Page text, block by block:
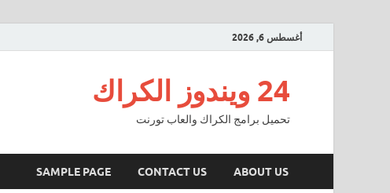
أغسطس 6, 2026
24 ويندوز الكراك
تحميل برامج الكراك والعاب تورنت
ABOUT US
CONTACT US
SAMPLE PAGE